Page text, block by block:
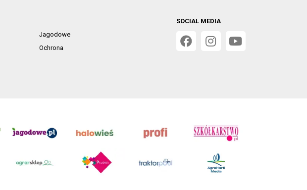
Jagodowe
Ochrona
SOCIAL MEDIA